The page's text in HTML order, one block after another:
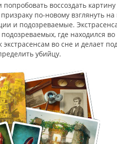
воссоздать
по-новому взглянуть
и подозреваемые.
где находился
во сне и делает
убийцу.